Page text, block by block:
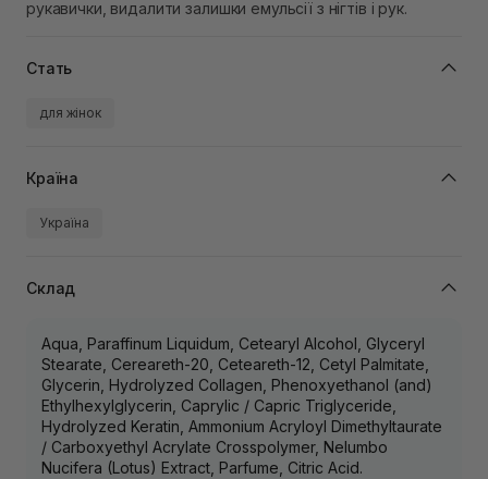
рукавички, видалити залишки емульсії з нігтів і рук.
Стать
для жінок
Країна
Україна
Склад
Aqua, Paraffinum Liquidum, Cetearyl Alcohol, Glyceryl
Stearate, Cereareth-20, Ceteareth-12, Cetyl Palmitate,
Glycerin, Hydrolyzed Collagen, Phenoxyethanol (and)
Ethylhexylglycerin, Caprylic / Capric Triglyceride,
Hydrolyzed Keratin, Ammonium Acryloyl Dimethyltaurate
/ Carboxyethyl Acrylate Crosspolymer, Nelumbo
Nucifera (Lotus) Extract, Parfume, Citric Acid.